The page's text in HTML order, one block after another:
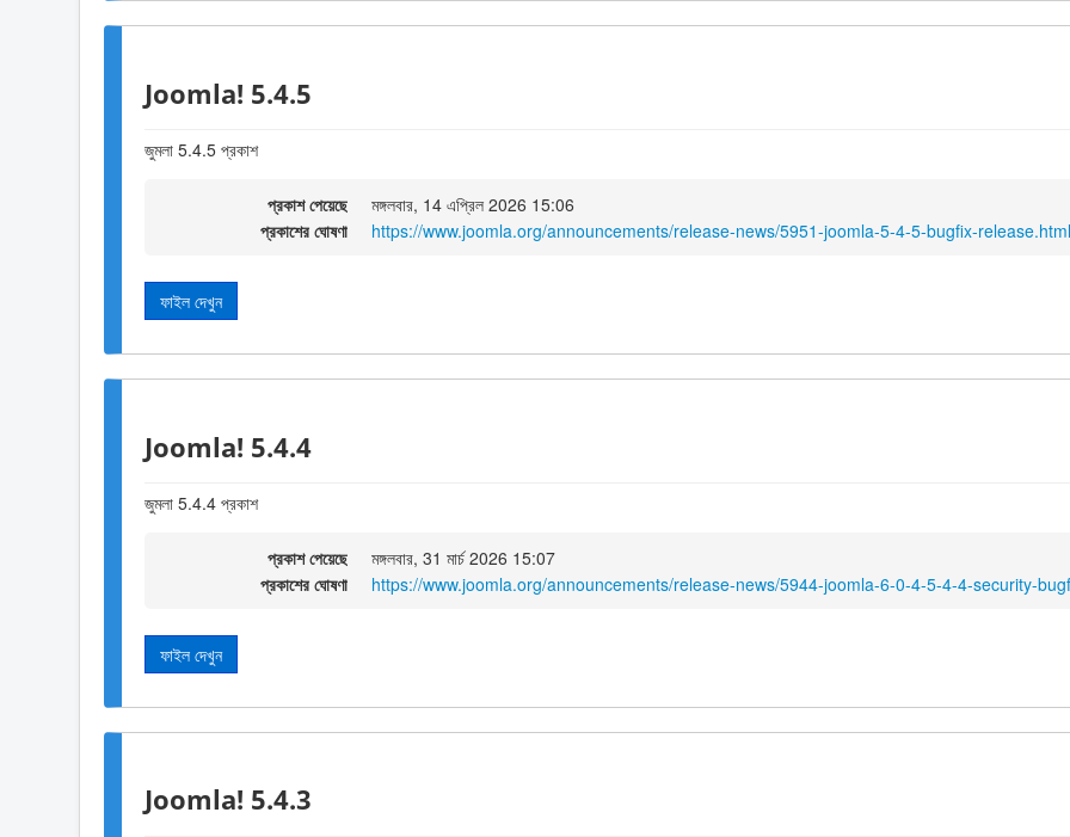
Joomla! 5.4.5
জুমলা 5.4.5 প্রকাশ
প্রকাশ পেয়েছে
মঙ্গলবার, 14 এপ্রিল 2026 15:06
প্রকাশের ঘোষণা
https://www.joomla.org/announcements/release-news/5951-joomla-5-4-5-bugfix-release.html
ফাইল দেখুন
Joomla! 5.4.4
জুমলা 5.4.4 প্রকাশ
প্রকাশ পেয়েছে
মঙ্গলবার, 31 মার্চ 2026 15:07
প্রকাশের ঘোষণা
https://www.joomla.org/announcements/release-news/5944-joomla-6-0-4-5-4-4-security-
ফাইল দেখুন
Joomla! 5.4.3